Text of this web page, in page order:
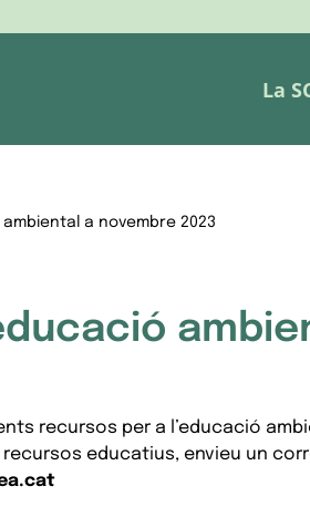
La
a novembre 2023
recursos per a l’educació
educatius, envieu un